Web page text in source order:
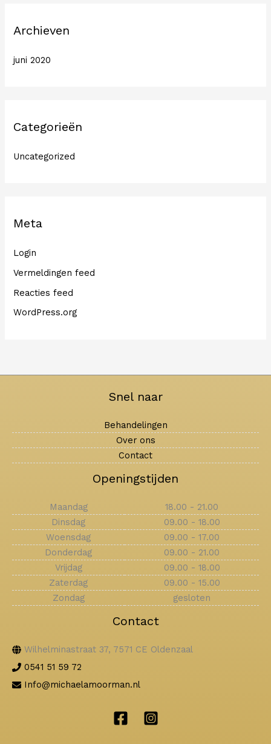
Archieven
juni 2020
Categorieën
Uncategorized
Meta
Login
Vermeldingen feed
Reacties feed
WordPress.org
Snel naar
Behandelingen
Over ons
Contact
Openingstijden
Maandag
18.00 - 21.00
Dinsdag
09.00 - 18.00
Woensdag
09.00 - 17.00
Donderdag
09.00 - 21.00
Vrijdag
09.00 - 18.00
Zaterdag
09.00 - 15.00
Zondag
gesloten
Contact
Wilhelminastraat 37, 7571 CE Oldenzaal
0541 51 59 72
Info@michaelamoorman.nl